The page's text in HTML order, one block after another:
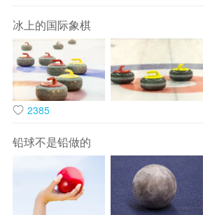
出行准备是关键，保暖与舒适兼顾。冬季
刺骨，需备好防风羽绒服、加绒卫衣、厚
能抵御寒风，又不影响拍照出片。鞋子优
动鞋，避免在湿滑的沙滩、礁石上摔倒；
海边紫外线依旧强烈，防晒霜、太阳镜
解锁冬季海边小众玩法，告别常规打卡
嬉戏，冬日可沿着海岸线慢走，看海浪
语，感受大海的静谧辽阔；清晨静待日
冰上的国际象棋
2385
铅球不是铅做的